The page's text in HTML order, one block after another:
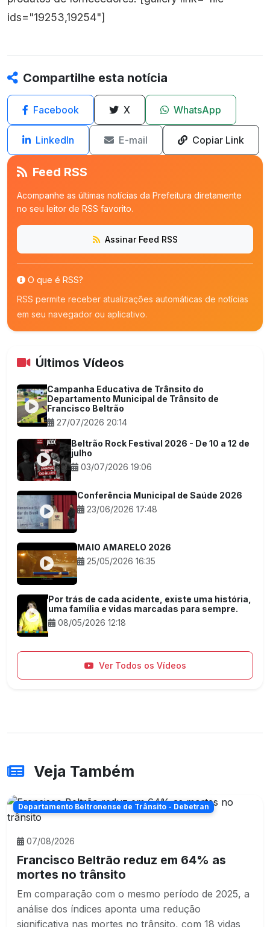
ids="19253,19254"]
Compartilhe esta notícia
Facebook X WhatsApp
LinkedIn E-mail Copiar Link
Feed RSS
Acompanhe as últimas notícias da Prefeitura diretamente
no seu leitor de RSS favorito.
Assinar Feed RSS
O que é RSS?
RSS permite receber atualizações automáticas de notícias
em seu navegador ou aplicativo.
Últimos Vídeos
Campanha Educativa de Trânsito do
Departamento Municipal de Trânsito de
Francisco Beltrão
27/07/2026 20:14
Beltrão Rock Festival 2026 - De 10 a 12 de
julho
03/07/2026 19:06
Conferência Municipal de Saúde 2026
23/06/2026 17:48
MAIO AMARELO 2026
25/05/2026 16:35
Por trás de cada acidente, existe uma história,
uma família e vidas marcadas para sempre.
08/05/2026 12:18
Ver Todos os Vídeos
Veja Também
Departamento Beltronense de Trânsito - Debetran
07/08/2026
Francisco Beltrão reduz em 64% as
mortes no trânsito
Em comparação com o mesmo período de 2025, a
análise dos índices aponta uma redução
significativa nas mortes no trânsito, com 18 vidas